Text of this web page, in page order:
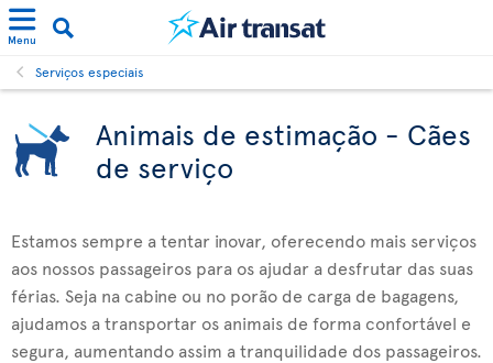
Menu
Serviços especiais
Animais de estimação - Cães
de serviço
Estamos sempre a tentar inovar, oferecendo mais serviços
aos nossos passageiros para os ajudar a desfrutar das suas
férias. Seja na cabine ou no porão de carga de bagagens,
ajudamos a transportar os animais de forma confortável e
segura, aumentando assim a tranquilidade dos passageiros.